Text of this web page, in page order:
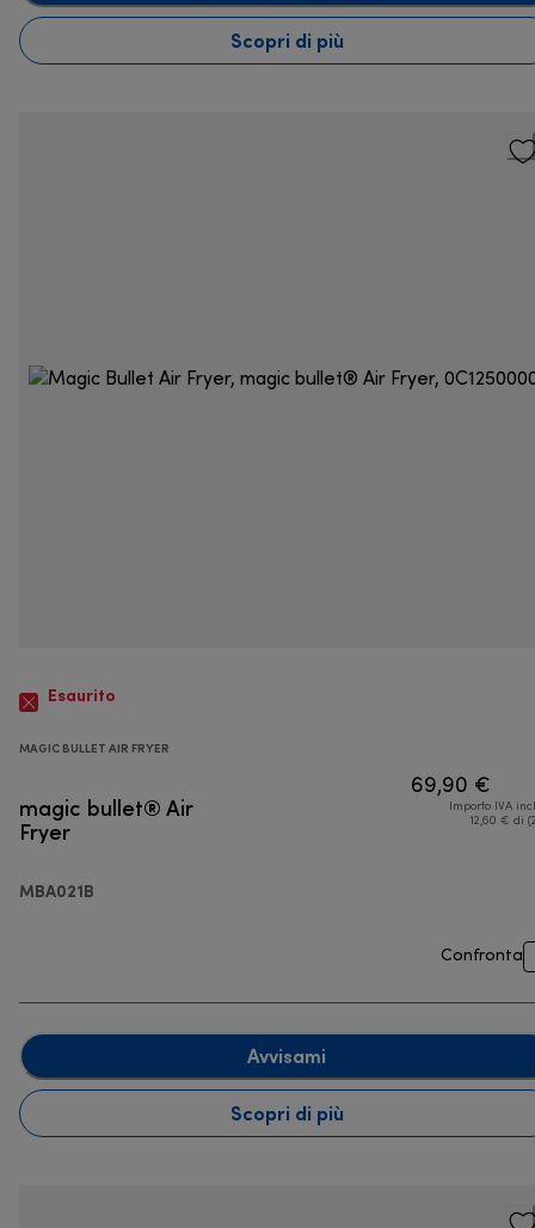
Scopri di più
Esaurito
MAGIC BULLET AIR FRYER
magic bullet® Air
Fryer
MBA021B
69,90 €
Importo IVA
12,60 € di
Confronta
Avvisami
Scopri di più